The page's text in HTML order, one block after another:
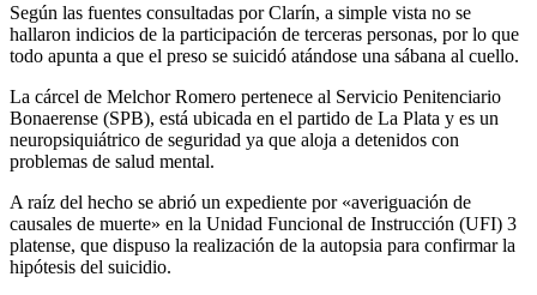
Según las fuentes consultadas por Clarín, a simple vista no se
hallaron indicios de la participación de terceras personas, por lo que
todo apunta a que el preso se suicidó atándose una sábana al cuello.
La cárcel de Melchor Romero pertenece al Servicio Penitenciario
Bonaerense (SPB), está ubicada en el partido de La Plata y es un
neuropsiquiátrico de seguridad ya que aloja a detenidos con
problemas de salud mental.
A raíz del hecho se abrió un expediente por «averiguación de
causales de muerte» en la Unidad Funcional de Instrucción (UFI) 3
platense, que dispuso la realización de la autopsia para confirmar la
hipótesis del suicidio.